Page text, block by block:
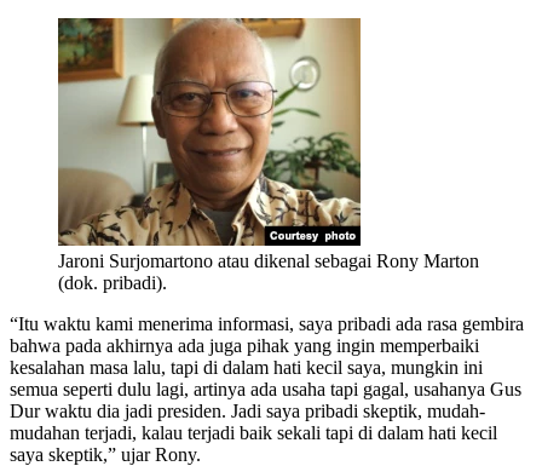
Jaroni Surjomartono atau dikenal sebagai Rony Marton
(dok. pribadi).
“Itu waktu kami menerima informasi, saya pribadi ada rasa gembira
bahwa pada akhirnya ada juga pihak yang ingin memperbaiki
kesalahan masa lalu, tapi di dalam hati kecil saya, mungkin ini
semua seperti dulu lagi, artinya ada usaha tapi gagal, usahanya Gus
Dur waktu dia jadi presiden. Jadi saya pribadi skeptik, mudah-
mudahan terjadi, kalau terjadi baik sekali tapi di dalam hati kecil
saya skeptik,” ujar Rony.